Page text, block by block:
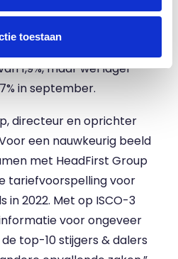
toestaan
uitblijft.De
de AWVN
1,9%, maar wel lager
in september.
directeur en oprichter
een nauwkeurig beeld
met HeadFirst Group
tariefvoorspelling voor
in 2022. Met op ISCO-3
voor ongeveer
top-10 stijgers & dalers